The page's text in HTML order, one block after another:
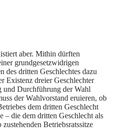
aber. Mithin dürften
grundgesetzwidrigen
dritten Geschlechtes dazu
Existenz dreier Geschlechter
und Durchführung der Wahl
der Wahlvorstand eruieren, ob
dem dritten Geschlecht
– die dem dritten Geschlecht als
Betriebsratssitze